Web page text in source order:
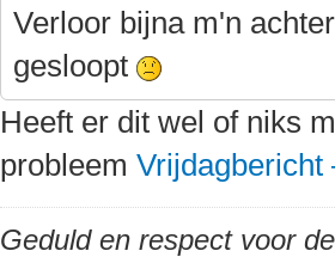
Verloor bijna m'n
gesloopt
Heeft er dit wel of niks
probleem
Geduld en respect voor